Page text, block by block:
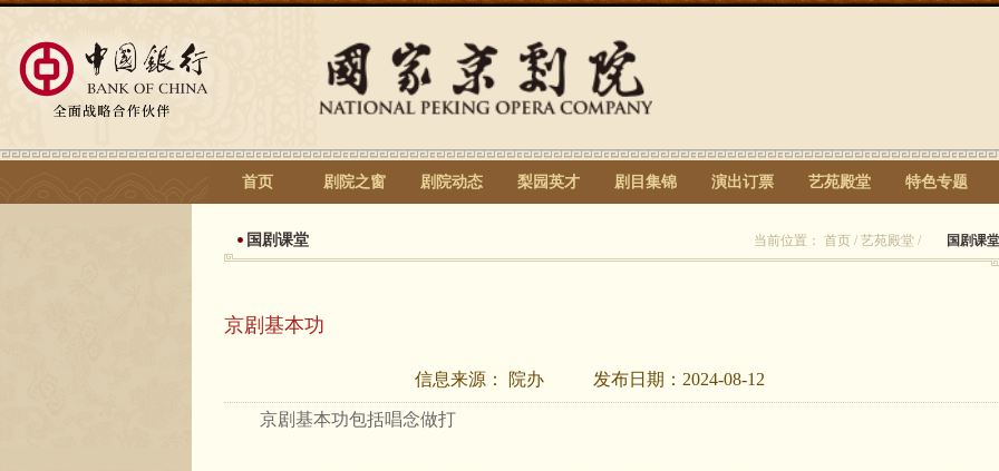
首页 剧院之窗 剧院动态 梨园英才 剧目集锦 演出订票 艺苑殿堂 特色专题
国剧课堂 当前位置： 首页 / 艺苑殿堂 / 国剧课堂
京剧基本功
信息来源： 院办 发布日期： 2024-08-12
京剧基本功包括唱念做打